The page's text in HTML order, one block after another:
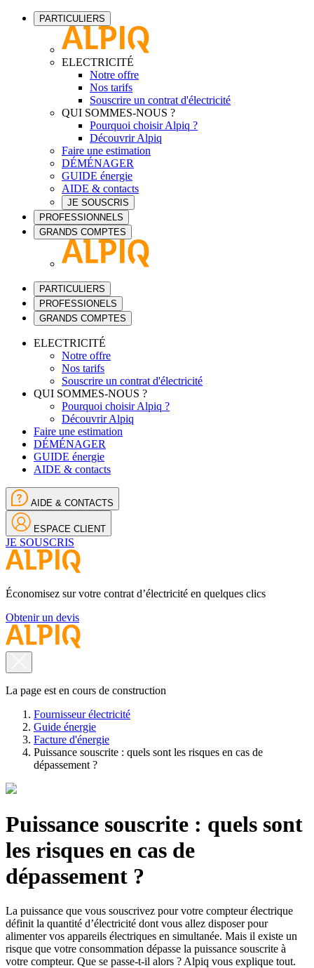
PARTICULIERS
ELECTRICITÉ
Notre offre
Nos tarifs
Souscrire un contrat d'électricité
QUI SOMMES-NOUS ?
Pourquoi choisir Alpiq ?
Découvrir Alpiq
Faire une estimation
DÉMÉNAGER
GUIDE énergie
AIDE & contacts
JE SOUSCRIS
PROFESSIONNELS
GRANDS COMPTES
PARTICULIERS
PROFESSIONELS
GRANDS COMPTES
ELECTRICITÉ
Notre offre
Nos tarifs
Souscrire un contrat d'électricité
QUI SOMMES-NOUS ?
Pourquoi choisir Alpiq ?
Découvrir Alpiq
Faire une estimation
DÉMÉNAGER
GUIDE énergie
AIDE & contacts
AIDE & CONTACTS
ESPACE CLIENT
JE SOUSCRIS
Économisez sur votre contrat d’électricité en quelques clics
Obtenir un devis
La page est en cours de construction
Fournisseur électricité
Guide énergie
Facture d'énergie
Puissance souscrite : quels sont les risques en cas de
dépassement ?
Puissance souscrite : quels sont
les risques en cas de
dépassement ?
La puissance que vous souscrivez pour votre compteur électrique
définit la quantité d’électricité dont vous allez disposer pour
alimenter vos appareils électriques en simultanée. Mais il existe un
risque que votre consommation dépasse la puissance souscrite à
votre compteur. Que se passe-t-il alors ? Alpiq vous explique tout.